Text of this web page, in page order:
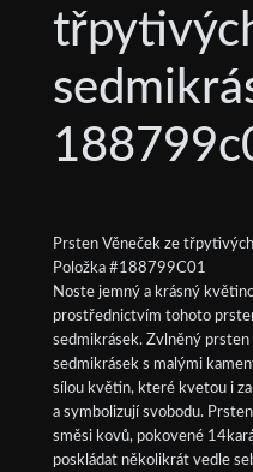
Prsten Věneček ze
Položka #188799C01
Noste jemný a krásný
prostřednictvím tohoto
sedmikrásek. Zvlněný
sedmikrásek s malými
sílou květin, které kvetou i
a symbolizují svobodu.
směsi kovů, pokovené
poskládat několikrát vedle